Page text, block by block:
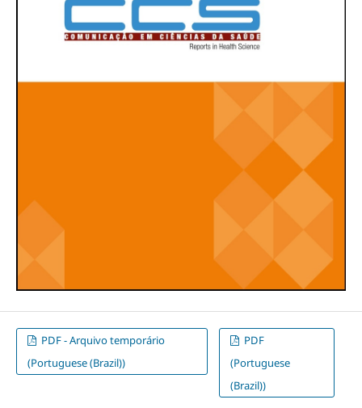
PDF - Arquivo temporário
(Portuguese (Brazil))
PDF
(Portuguese
(Brazil))